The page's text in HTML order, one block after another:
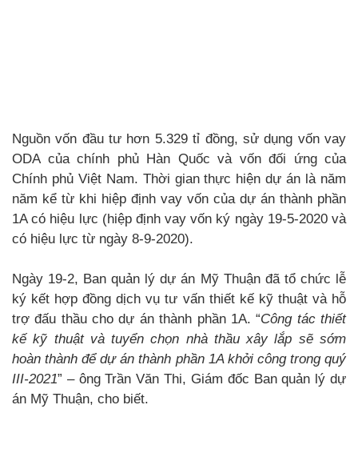
Nguồn vốn đầu tư hơn 5.329 tỉ đồng, sử dụng vốn vay
ODA của chính phủ Hàn Quốc và vốn đối ứng của
Chính phủ Việt Nam. Thời gian thực hiện dự án là năm
năm kể từ khi hiệp định vay vốn của dự án thành phần
1A có hiệu lực (hiệp định vay vốn ký ngày 19-5-2020 và
có hiệu lực từ ngày 8-9-2020).
Ngày 19-2, Ban quản lý dự án Mỹ Thuận đã tổ chức lễ
ký kết hợp đồng dịch vụ tư vấn thiết kế kỹ thuật và hỗ
trợ đấu thầu cho dự án thành phần 1A. “Công tác thiết
kế kỹ thuật và tuyển chọn nhà thầu xây lắp sẽ sớm
hoàn thành để dự án thành phần 1A khởi công trong quý
III-2021” – ông Trần Văn Thi, Giám đốc Ban quản lý dự
án Mỹ Thuận, cho biết.